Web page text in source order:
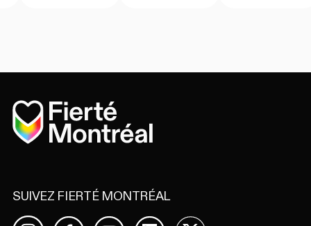
Accueil
SUIVEZ FIERTÉ MONTRÉAL